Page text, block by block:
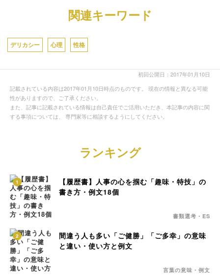
関連キーワード
デリカシー 心理 性格
初回公開日：2017年01月10日
記載されている内容は2017年01月10日時点のものです。 現在の情報と異なる可能
性がありますので、ご了承ください。
また、記事に記載されている情報は自己責任でご活用いただき、本記事の内容に関
する事項については、 専門家等に相談するようにしてください。
ランキング
1
【履歴書】人事の心を掴む「趣味・特技」の
書き方・例文18個
書類選考・ES
2
間違う人も多い「ご健勝」「ご多幸」の意味
と違い・使い方と例文
言葉の意味・例文